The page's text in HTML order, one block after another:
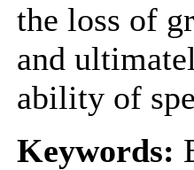
the loss of
and
ability of
Keywords: